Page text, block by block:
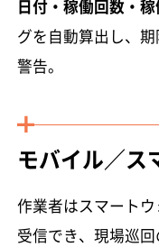
日付・稼働回数・
グを自動算出し、
警告。
モバイル／ス
作業者はスマート
受信でき、現場巡回